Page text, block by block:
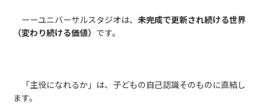
ーーユニバーサルスタジオは、未完成で更新され続ける世界
（変わり続ける価値） です。
「主役になれるか」は、子どもの自己認識そのものに直結し
ます。